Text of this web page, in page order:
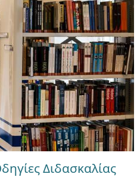
Διδασκαλίας